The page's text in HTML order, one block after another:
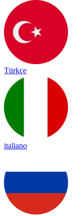
Türkçe
italiano